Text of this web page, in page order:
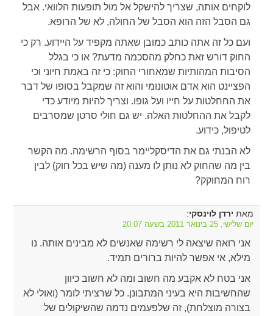
לוקחים אותה, שצריך להישקל אל מול תופעות הלוואי. אבל
גם הסבל הזה הוא הסבל של החולה, לא של הרופא.
ועם כל זה אתה כותב כמובן שאתה מקפיד על היידוע. רק כי
החוק דורש זאת כחלק מהסכמה מדעת? או כי בגלל
הסיבות המהותיות שמאחורי החוק: כי זה באמת חיוני וכי
הפציינט הוא אדם אוטונומי והוא זה שמקבל בסופו של דבר
את החחלטות על חייו ועל גופו. וצריך להיות מיודע כדי
לקבל את ההחלטות האלה. יש גם חולי סרטן שמסרבים
לטיפול, כידוע.
לא הבנתי גם את הדיסקליימר בסוף הרשימה. מה הקשר
בין מה שהחוק לא נותן לו מענה (מה שיש בכל חוק) לבין
רוח המחוקק?
מאת ירדן לוינסקי:
יום שלישי, 25 בינואר 2011 בשעה 20:07
אני רואה שיצאה לי רשימה שאנשים לא מבינים אותה. נו
מילא, אי אפשר להיות ברורים תמיד.
אני בטח לא אקבע מה חשוב ומה לא חשוב כיוון
שהחשיבות היא בעיני המתבונן. כל שרציתי לומר (ואולי לא
בצורה מוצלחת), זה שלפעמים נדמה שהשיקולים של